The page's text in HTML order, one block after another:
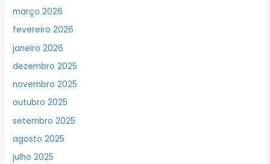
março 2026
fevereiro 2026
janeiro 2026
dezembro 2025
novembro 2025
outubro 2025
setembro 2025
agosto 2025
julho 2025